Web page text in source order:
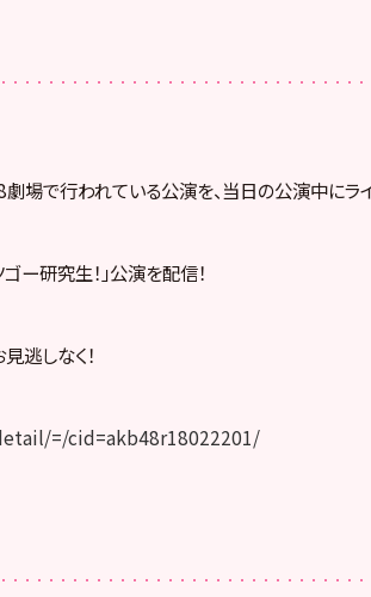
場で行われている公演を、当日の公演中にラ
ー研究生！」公演を配信！
逃しなく！
=/cid=akb48r18022201/